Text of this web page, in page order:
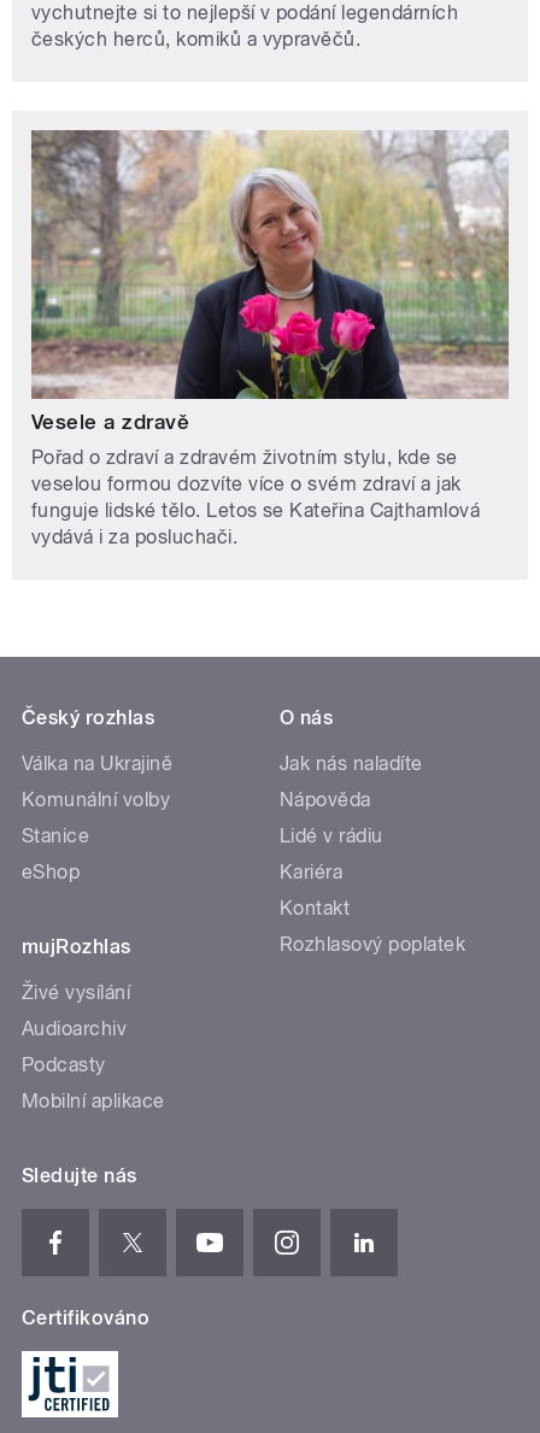
vychutnejte si to nejlepší v podání legendárních
českých herců, komiků a vypravěčů.
Vesele a zdravě
Pořad o zdraví a zdravém životním stylu, kde se
veselou formou dozvíte více o svém zdraví a jak
funguje lidské tělo. Letos se Kateřina Cajthamlová
vydává i za posluchači.
Český rozhlas
Válka na Ukrajině
Komunální volby
Stanice
eShop
mujRozhlas
Živé vysílání
Audioarchiv
Podcasty
Mobilní aplikace
O nás
Jak nás naladíte
Nápověda
Lidé v rádiu
Kariéra
Kontakt
Rozhlasový poplatek
Sledujte nás
Certifikováno